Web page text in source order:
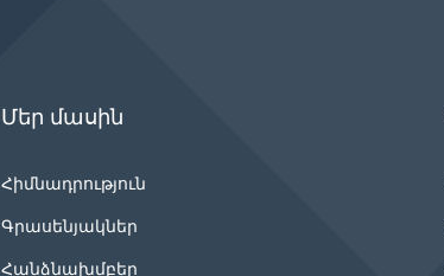
Մեր մասին
Հիմնադրություն
Գրասենյակներ
Հանձնախմբեր